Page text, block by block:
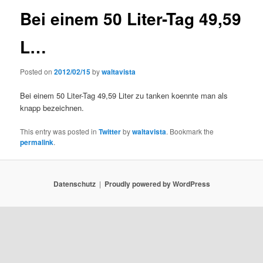
Bei einem 50 Liter-Tag 49,59
L…
Posted on2012/02/15bywaltavista
Bei einem 50 Liter-Tag 49,59 Liter zu tanken koennte man als
knapp bezeichnen.
This entry was posted inTwitterbywaltavista. Bookmark the
permalink.
Datenschutz Proudly powered by WordPress